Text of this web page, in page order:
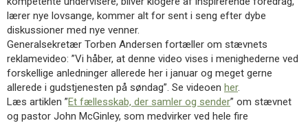
10.0:
Nyheder
11.0:
Kalender
12.0:
Inspiration
13.0:
Værktøjskassen
14.0:
Mission
15.0:
Om
BaptistKirken
16.0:
Kontakt
lærer nye lovsange, kommer alt for sent i seng efter dybe
diskussioner med nye venner.
Generalsekretær Torben Andersen fortæller om stævnets
reklamevideo: ”Vi håber, at denne video vises i menighederne ved
forskellige anledninger allerede her i januar og meget gerne
allerede i gudstjenesten på søndag”. Se videoen her.
Læs artiklen ”Et fællesskab, der samler og sender” om stævnet
og pastor John McGinley, som medvirker ved hele fire